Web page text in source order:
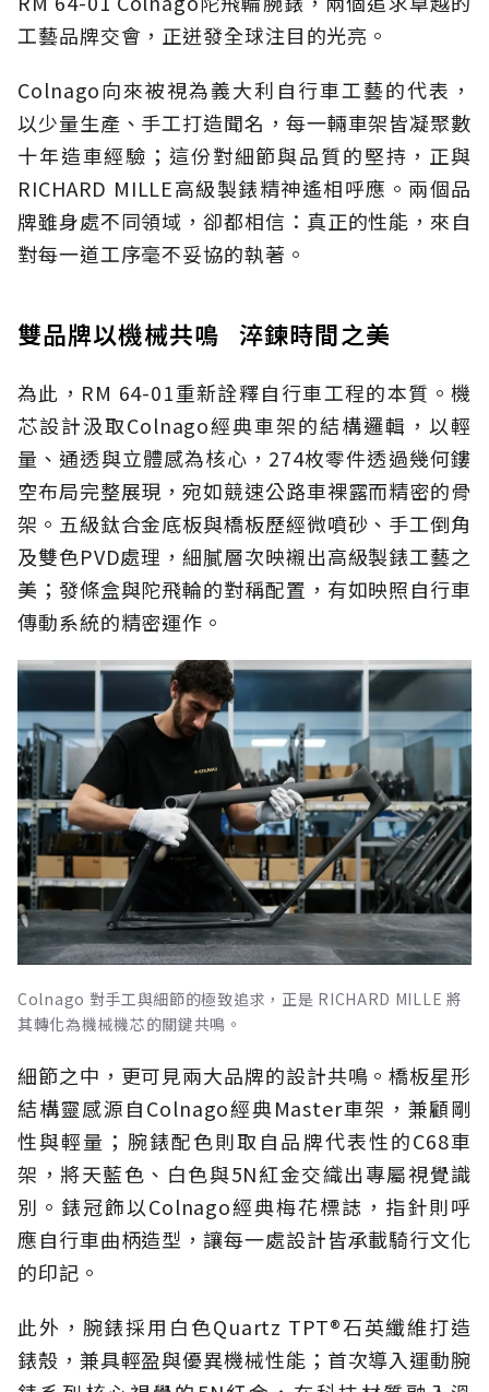
工藝品牌交會，正迸發全球注目的光亮。
Colnago向來被視為義大利自行車工藝的代表，
以少量生產、手工打造聞名，每一輛車架皆凝聚數
十年造車經驗；這份對細節與品質的堅持，正與
RICHARD MILLE高級製錶精神遙相呼應。兩個品
牌雖身處不同領域，卻都相信：真正的性能，來自
對每一道工序毫不妥協的執著。
雙品牌以機械共鳴 淬鍊時間之美
為此，RM 64-01重新詮釋自行車工程的本質。機
芯設計汲取Colnago經典車架的結構邏輯，以輕
量、通透與立體感為核心，274枚零件透過幾何鏤
空布局完整展現，宛如競速公路車裸露而精密的骨
架。五級鈦合金底板與橋板歷經微噴砂、手工倒角
及雙色PVD處理，細膩層次映襯出高級製錶工藝之
美；發條盒與陀飛輪的對稱配置，有如映照自行車
傳動系統的精密運作。
Colnago 對手工與細節的極致追求，正是 RICHARD MILLE 將
其轉化為機械機芯的關鍵共鳴。
細節之中，更可見兩大品牌的設計共鳴。橋板星形
結構靈感源自Colnago經典Master車架，兼顧剛
性與輕量；腕錶配色則取自品牌代表性的C68車
架，將天藍色、白色與5N紅金交織出專屬視覺識
別。錶冠飾以Colnago經典梅花標誌，指針則呼
應自行車曲柄造型，讓每一處設計皆承載騎行文化
的印記。
此外，腕錶採用白色Quartz TPT®石英纖維打造
錶殼，兼具輕盈與優異機械性能；首次導入運動腕